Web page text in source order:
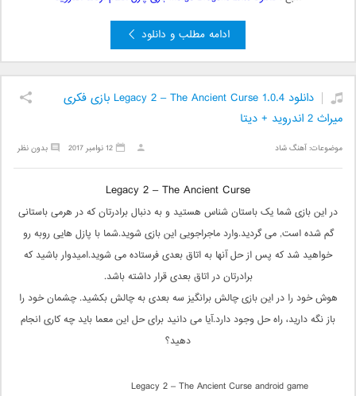
ادامه مطلب و دانلود
دانلود Legacy 2 – The Ancient Curse 1.0.4 بازی فکری
میراث 2 اندروید + دیتا
موضوعات:آهنگ شاد بدون نظر 12 نوامبر 2017
Legacy 2 – The Ancient Curse
در این بازی شما یک باستان شناس هستید و به دنبال برادرتان که در هرمی باستانی
گم شده است, می گردید.وارد ماجراجویی این بازی شوید.شما با پازل هایی روبه رو
خواهید شد که پس از حل آنها به اتاق بعدی فرستاده می شوید.امیدوار باشید که
برادرتان در اتاق بعدی قرار داشته باشد.
هوش خود را در این بازی چالش برانگیز سه بعدی به چالش بکشید. چشمان خود را
باز نگه دارید، راه حل وجود دارد.آیا می دانید برای حل این معما باید چه کاری انجام
دهید؟
Legacy 2 – The Ancient Curse android game